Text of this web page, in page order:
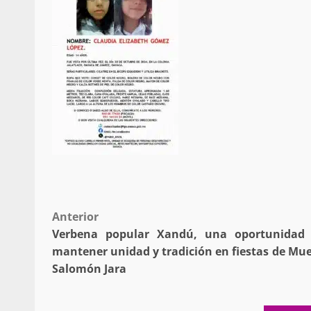
Post
navigation
Anterior
Verbena popular Xandú, una oportunidad
mantener unidad y tradición en fiestas de
Salomón Jara
admin 17 octubre 2024